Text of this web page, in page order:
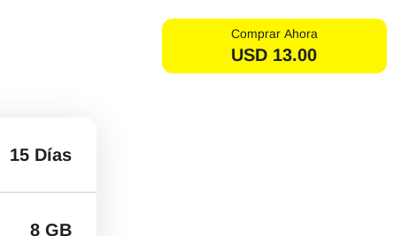
Comprar Ahora
USD 13.00
15 Días
8 GB